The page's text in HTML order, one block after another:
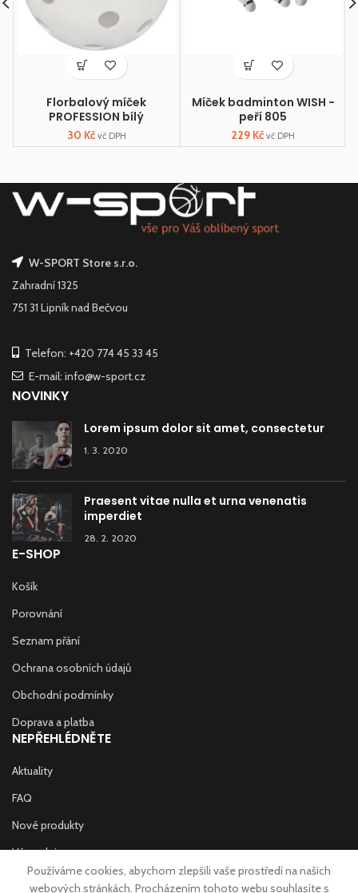
Florbalový míček
PROFESSION bílý
30 Kč vč DPH
Míček badminton WISH -
peří 805
229 Kč vč DPH
W-SPORT Store s.r.o.
Zahradní 1325
751 31 Lipník nad Bečvou
Telefon: +420 774 45 33 45
E-mail: info@w-sport.cz
NOVINKY
Lorem ipsum dolor sit amet, consectetur
1. 3. 2020
Praesent vitae nulla et urna venenatis
imperdiet
28. 2. 2020
E-SHOP
Košík
Porovnání
Seznam přání
Ochrana osobních údajů
Obchodní podmínky
Doprava a platba
NEPŘEHLÉDNĚTE
Aktuality
FAQ
Nové produkty
Výprodej
Prodejny
Používáme cookies, abychom zlepšili vaše prostředí na našich
webových stránkách. Procházením tohoto webu souhlasíte s